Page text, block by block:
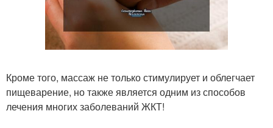
Кроме того, массаж не только стимулирует и облегчает
пищеварение, но также является одним из способов
лечения многих заболеваний ЖКТ!